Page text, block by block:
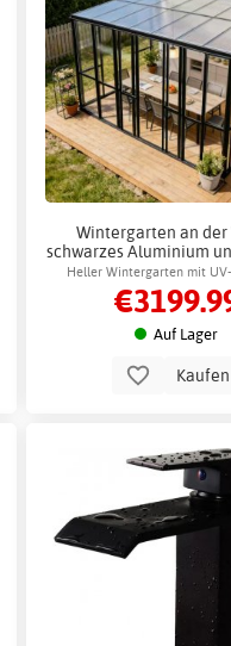
Wintergarten an der
schwarzes Aluminium
Schiebetüren - 14
Heller Wintergarten mit
einfacher
Auf Lager
Kaufen